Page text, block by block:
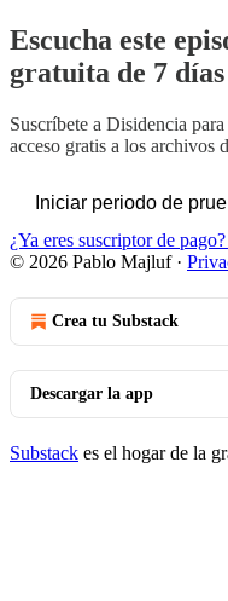
Escucha este
gratuita de 7 días
Suscríbete a Disidencia
acceso gratis a los archivos
Iniciar periodo de
¿Ya eres suscriptor de pago?
© 2026 Pablo Majluf·
Crea tu Substack
Descargar la app
Substack es el hogar de la